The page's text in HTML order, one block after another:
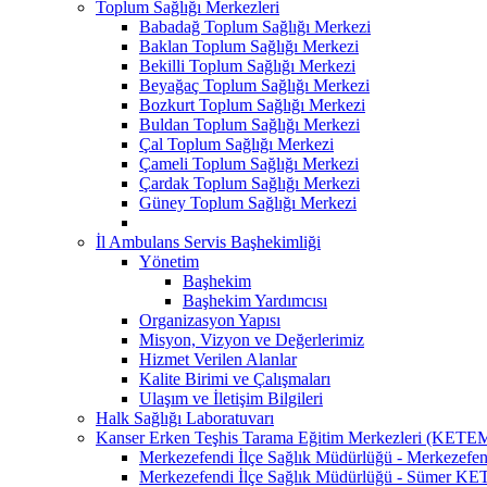
Toplum Sağlığı Merkezleri
Babadağ Toplum Sağlığı Merkezi
Baklan Toplum Sağlığı Merkezi
Bekilli Toplum Sağlığı Merkezi
Beyağaç Toplum Sağlığı Merkezi
Bozkurt Toplum Sağlığı Merkezi
Buldan Toplum Sağlığı Merkezi
Çal Toplum Sağlığı Merkezi
Çameli Toplum Sağlığı Merkezi
Çardak Toplum Sağlığı Merkezi
Güney Toplum Sağlığı Merkezi
İl Ambulans Servis Başhekimliği
Yönetim
Başhekim
Başhekim Yardımcısı
Organizasyon Yapısı
Misyon, Vizyon ve Değerlerimiz
Hizmet Verilen Alanlar
Kalite Birimi ve Çalışmaları
Ulaşım ve İletişim Bilgileri
Halk Sağlığı Laboratuvarı
Kanser Erken Teşhis Tarama Eğitim Merkezleri
Merkezefendi İlçe Sağlık Müdürlüğü -
Merkezefendi İlçe Sağlık Müdürlüğü - Sümer